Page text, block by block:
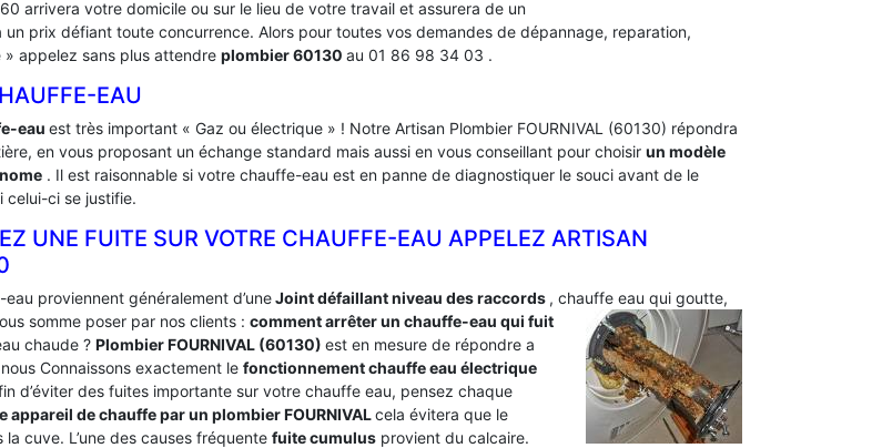
arrivera votre domicile ou sur le lieu de votre travail et assurera de un
un prix défiant toute concurrence. Alors pour toutes vos demandes de dépannage, reparation,
» appelez sans plus attendre plombier 60130 au 01 86 98 34 03 .
EAU
eau est très important « Gaz ou électrique » ! Notre Artisan Plombier FOURNIVAL (60130) répondra
en vous proposant un échange standard mais aussi en vous conseillant pour choisir un modèle
. Il est raisonnable si votre chauffe-eau est en panne de diagnostiquer le souci avant de le
celui-ci se justifie.
UNE FUITE SUR VOTRE CHAUFFE-EAU APPELEZ ARTISAN
proviennent généralement d’uneJoint défaillant niveau des raccords , chauffe eau qui goutte,
somme poser par nos clients : comment arrêter un chauffe-eau qui fuit
chaude ? Plombier FOURNIVAL (60130) est en mesure de répondre a
Connaissons exactement le fonctionnement chauffe eau électrique
d’éviter des fuites importante sur votre chauffe eau, pensez chaque
appareil de chauffe par un plombier FOURNIVALcela évitera que le
cuve. L’une des causes fréquente fuite cumulus provient du calcaire.